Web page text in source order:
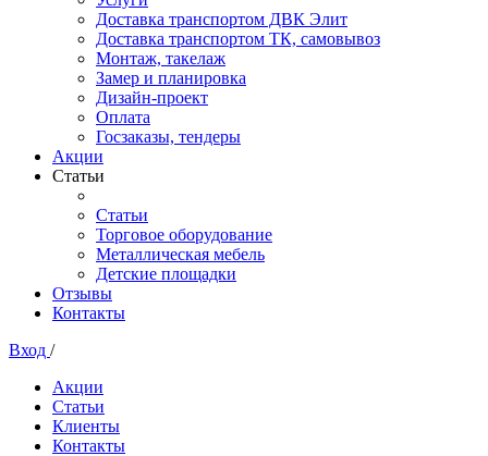
Доставка транспортом ДВК Элит
Доставка транспортом ТК, самовывоз
Монтаж, такелаж
Замер и планировка
Дизайн-проект
Оплата
Госзаказы, тендеры
Акции
Статьи
Статьи
Торговое оборудование
Металлическая мебель
Детские площадки
Отзывы
Контакты
Вход /
Акции
Статьи
Клиенты
Контакты